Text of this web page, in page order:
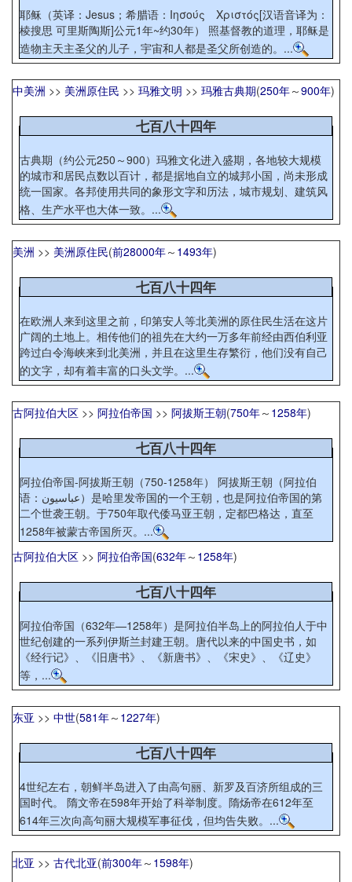
耶稣（英译：Jesus；希腊语：Ιησούς Χριστός[汉语音译为：
棱搜思 可里斯陶斯]公元1年~约30年） 照基督教的道理，耶稣是
造物主天主圣父的儿子，宇宙和人都是圣父所创造的。...
中美洲 >> 美洲原住民 >> 玛雅文明 >> 玛雅古典期(250年～900年)
七百八十四年
古典期（约公元250～900）玛雅文化进入盛期，各地较大规模
的城市和居民点数以百计，都是据地自立的城邦小国，尚未形成
统一国家。各邦使用共同的象形文字和历法，城市规划、建筑风
格、生产水平也大体一致。...
美洲 >> 美洲原住民(前28000年～ 1493年)
七百八十四年
在欧洲人来到这里之前，印第安人等北美洲的原住民生活在这片
广阔的土地上。相传他们的祖先在大约一万多年前经由西伯利亚
跨过白令海峡来到北美洲，并且在这里生存繁衍，他们没有自己
的文字，却有着丰富的口头文学。...
古阿拉伯大区 >> 阿拉伯帝国 >> 阿拔斯王朝(750年～ 1258年)
七百八十四年
阿拉伯帝国-阿拔斯王朝（750-1258年） 阿拔斯王朝（阿拉伯
语：عباسيون）是哈里发帝国的一个王朝，也是阿拉伯帝国的第
二个世袭王朝。于750年取代倭马亚王朝，定都巴格达，直至
1258年被蒙古帝国所灭。...
古阿拉伯大区 >> 阿拉伯帝国(632年～ 1258年)
七百八十四年
阿拉伯帝国（632年—1258年）是阿拉伯半岛上的阿拉伯人于中
世纪创建的一系列伊斯兰封建王朝。唐代以来的中国史书，如
《经行记》、《旧唐书》、《新唐书》、《宋史》、《辽史》
等，...
东亚 >> 中世(581年～ 1227年)
七百八十四年
4世纪左右，朝鲜半岛进入了由高句丽、新罗及百济所组成的三
国时代。 隋文帝在598年开始了科举制度。隋炀帝在612年至
614年三次向高句丽大规模军事征伐，但均告失败。...
北亚 >> 古代北亚(前300年～ 1598年)